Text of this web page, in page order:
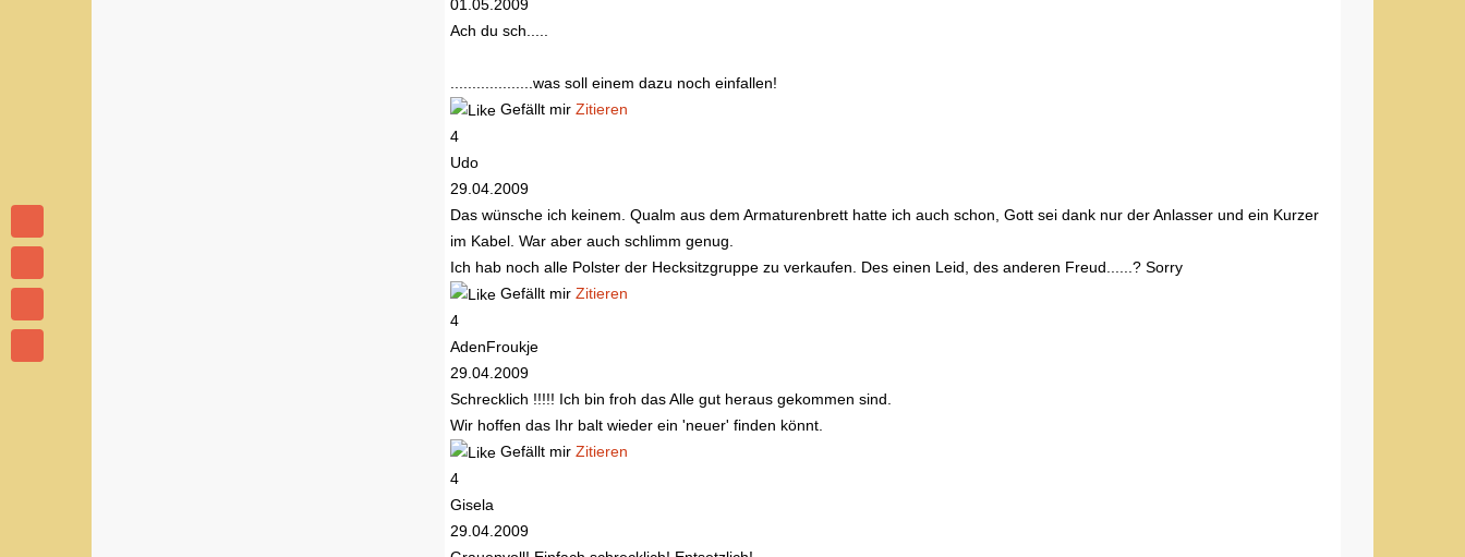
01.05.2009
Ach du sch.....
...................was soll einem dazu noch einfallen!
Gefällt mir Zitieren
4
Udo
29.04.2009
Das wünsche ich keinem. Qualm aus dem Armaturenbrett hatte ich auch schon, Gott sei dank nur der Anlasser und ein Kurzer
im Kabel. War aber auch schlimm genug.
Ich hab noch alle Polster der Hecksitzgruppe zu verkaufen. Des einen Leid, des anderen Freud......? Sorry
Gefällt mir Zitieren
4
AdenFroukje
29.04.2009
Schrecklich !!!!! Ich bin froh das Alle gut heraus gekommen sind.
Wir hoffen das Ihr balt wieder ein 'neuer' finden könnt.
Gefällt mir Zitieren
4
Gisela
29.04.2009